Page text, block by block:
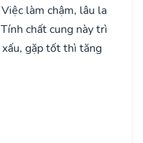
làm chậm, lâu la
chất cung này trì
gặp tốt thì tăng